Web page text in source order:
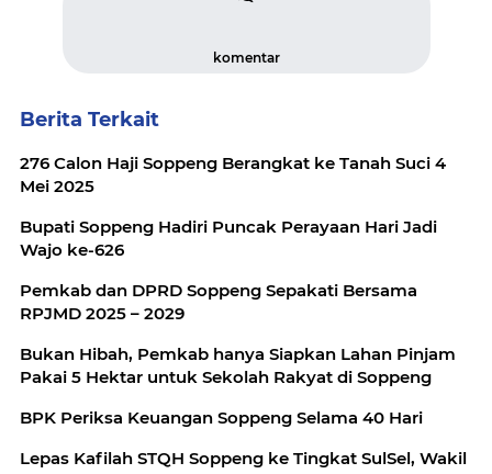
komentar
Berita Terkait
276 Calon Haji Soppeng Berangkat ke Tanah Suci 4
Mei 2025
Bupati Soppeng Hadiri Puncak Perayaan Hari Jadi
Wajo ke-626
Pemkab dan DPRD Soppeng Sepakati Bersama
RPJMD 2025 – 2029
Bukan Hibah, Pemkab hanya Siapkan Lahan Pinjam
Pakai 5 Hektar untuk Sekolah Rakyat di Soppeng
BPK Periksa Keuangan Soppeng Selama 40 Hari
Lepas Kafilah STQH Soppeng ke Tingkat SulSel, Wakil